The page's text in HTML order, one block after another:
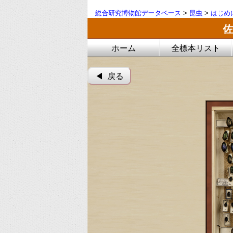
総合研究博物館データベース > 昆虫 > はじめ
ホーム 全標本リスト
◀︎ 戻る